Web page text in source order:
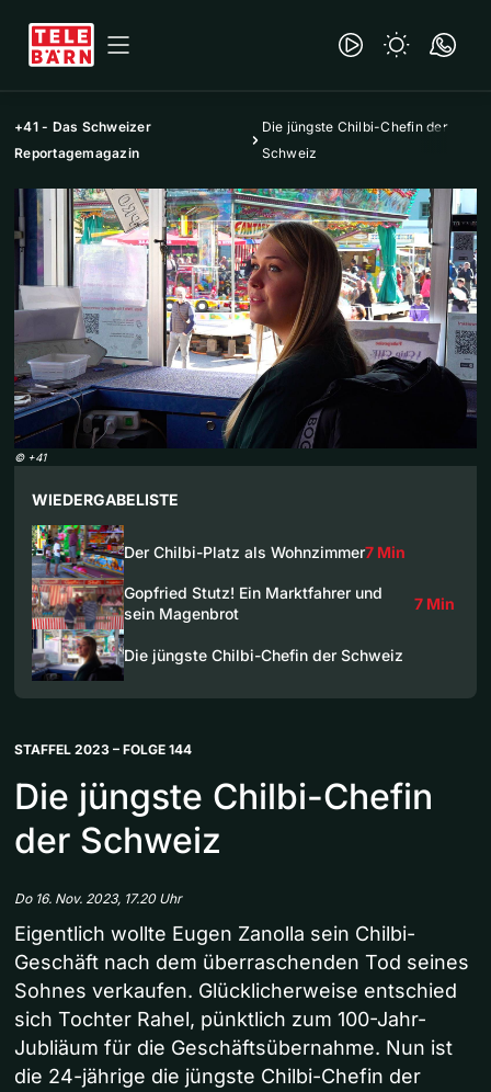
+41 - Das Schweizer
Reportagemagazin
Die jüngste Chilbi-Chefin der
Schweiz
© +41
WIEDERGABELISTE
Der Chilbi-Platz als Wohnzimmer7 Min
Gopfried Stutz! Ein Marktfahrer und
sein Magenbrot
7 Min
Die jüngste Chilbi-Chefin der Schweiz
STAFFEL 2023 – FOLGE 144
Die jüngste Chilbi-Chefin
der Schweiz
Do 16. Nov. 2023, 17.20 Uhr
Eigentlich wollte Eugen Zanolla sein Chilbi-
Geschäft nach dem überraschenden Tod seines
Sohnes verkaufen. Glücklicherweise entschied
sich Tochter Rahel, pünktlich zum 100-Jahr-
Jubliäum für die Geschäftsübernahme. Nun ist
die 24-jährige die jüngste Chilbi-Chefin der